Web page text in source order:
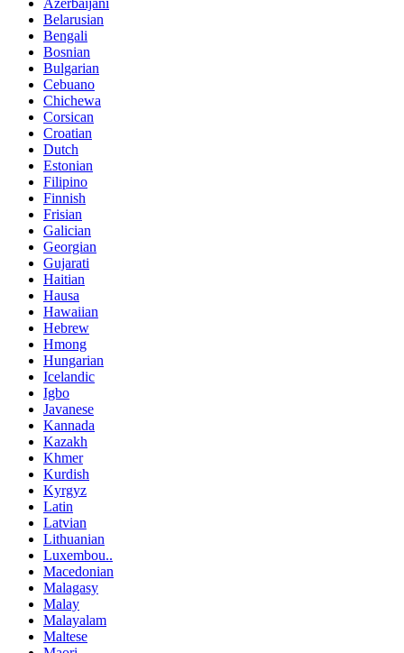
Azerbaijani
Belarusian
Bengali
Bosnian
Bulgarian
Cebuano
Chichewa
Corsican
Croatian
Dutch
Estonian
Filipino
Finnish
Frisian
Galician
Georgian
Gujarati
Haitian
Hausa
Hawaiian
Hebrew
Hmong
Hungarian
Icelandic
Igbo
Javanese
Kannada
Kazakh
Khmer
Kurdish
Kyrgyz
Latin
Latvian
Lithuanian
Luxembou..
Macedonian
Malagasy
Malay
Malayalam
Maltese